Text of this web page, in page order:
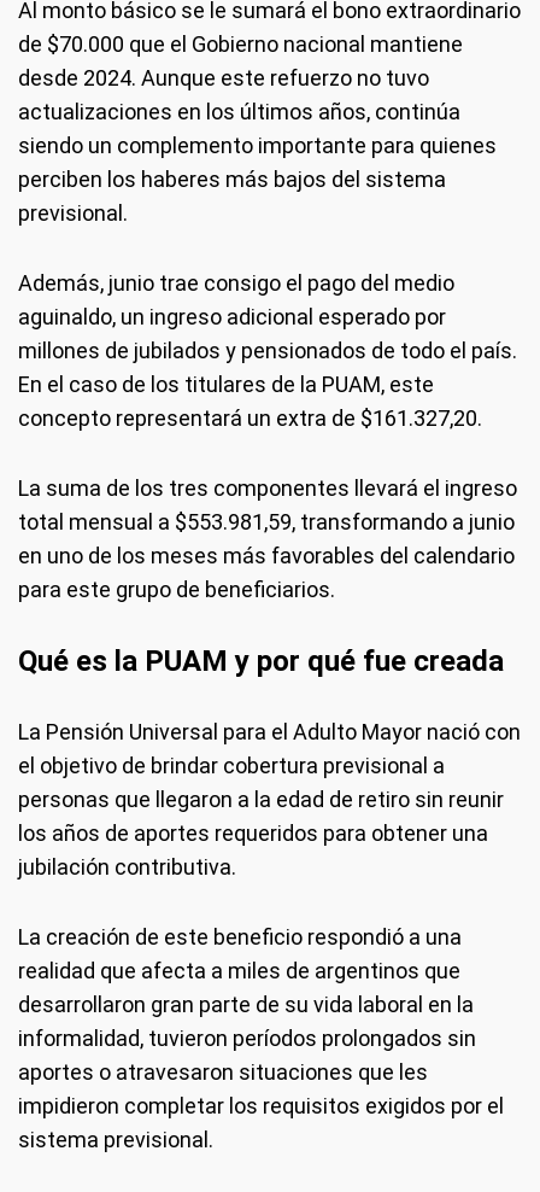
Al monto básico se le sumará el bono extraordinario
de $70.000 que el Gobierno nacional mantiene
desde 2024. Aunque este refuerzo no tuvo
actualizaciones en los últimos años, continúa
siendo un complemento importante para quienes
perciben los haberes más bajos del sistema
previsional.
Además, junio trae consigo el pago del medio
aguinaldo, un ingreso adicional esperado por
millones de jubilados y pensionados de todo el país.
En el caso de los titulares de la PUAM, este
concepto representará un extra de $161.327,20.
La suma de los tres componentes llevará el ingreso
total mensual a $553.981,59, transformando a junio
en uno de los meses más favorables del calendario
para este grupo de beneficiarios.
Qué es la PUAM y por qué fue creada
La Pensión Universal para el Adulto Mayor nació con
el objetivo de brindar cobertura previsional a
personas que llegaron a la edad de retiro sin reunir
los años de aportes requeridos para obtener una
jubilación contributiva.
La creación de este beneficio respondió a una
realidad que afecta a miles de argentinos que
desarrollaron gran parte de su vida laboral en la
informalidad, tuvieron períodos prolongados sin
aportes o atravesaron situaciones que les
impidieron completar los requisitos exigidos por el
sistema previsional.